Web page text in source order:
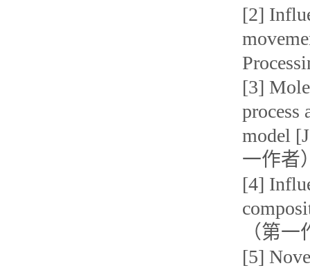
[2]
[3]
process
model
一作者
[4]
（第
[5]